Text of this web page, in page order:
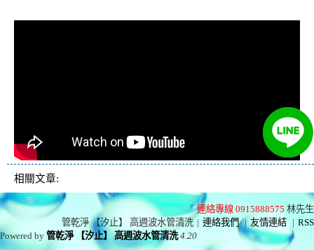
相關文章:
連絡專線 0915888575 林先生
管乾淨 【汐止】 高週波水管清洗 | 連絡我們 | 友情連結 | RSS
Powered by管乾淨 【汐止】 高週波水管清洗 4.20